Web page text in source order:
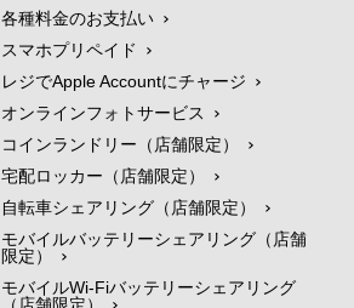
各種料金のお支払い
スマホプリペイド
レジでApple Accountにチャージ
オンラインフォトサービス
コインランドリー（店舗限定）
宅配ロッカー（店舗限定）
自転車シェアリング（店舗限定）
モバイルバッテリーシェアリング（店舗
限定）
モバイルWi-Fiバッテリーシェアリング